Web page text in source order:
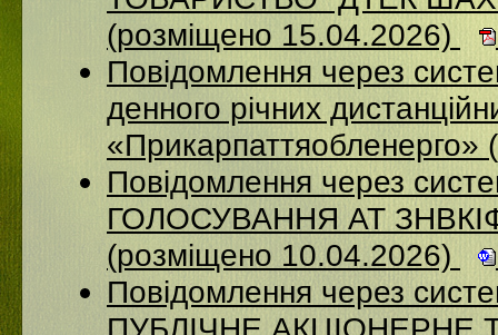
(розміщено 15.04.2026)
Повідомлення через
денного річних
Повідомлення через
ГОЛОСУВАННЯ АТ
(розміщено 10.04.2026)
Повідомлення через